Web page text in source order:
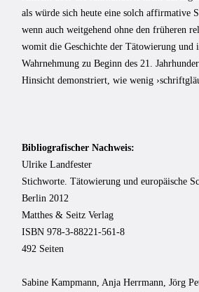
als würde sich heute eine solch affirmative
wenn auch weitgehend ohne den früheren
womit die Geschichte der Tätowierung und
Wahrnehmung zu Beginn des 21.
Hinsicht demonstriert, wie wenig
Bibliografischer Nachweis:
Ulrike Landfester
Stichworte. Tätowierung und europäische
Berlin 2012
Matthes & Seitz Verlag
ISBN 978-3-88221-561-8
492 Seiten
Sabine Kampmann, Anja Herrmann, Jörg